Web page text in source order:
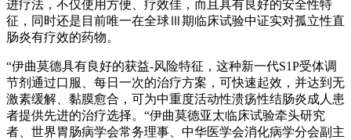
进疗法，不仅使用方便、疗效佳，而且具有良好的安全性特
征，同时还是目前唯一在全球Ⅲ期临床试验中证实对孤立性直
肠炎有疗效的药物。
“伊曲莫德具有良好的获益-风险特征，这种新一代S1P受体调
节剂通过口服、每日一次的治疗方案，可快速起效，并达到无
激素缓解、黏膜愈合，可为中重度活动性溃疡性结肠炎成人患
者提供先进的治疗选择。“伊曲莫德亚太临床试验牵头研究
者、世界胃肠病学会常务理事、中华医学会消化病学分会副主